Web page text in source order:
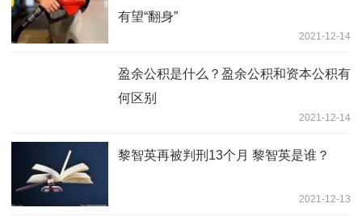
有望“翻身”
2021-12-14
盈余公积是什么？盈余公积和资本公积有
何区别
2021-12-14
黎智英再被判刑13个月 黎智英是谁？
2021-12-13